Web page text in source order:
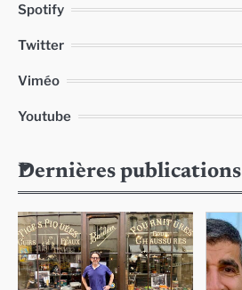
Spotify
Twitter
Viméo
Youtube
Dernières publications